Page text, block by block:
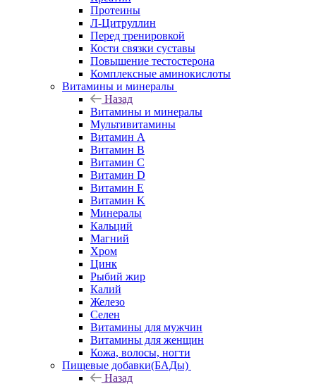
Протеины
Л-Цитруллин
Перед тренировкой
Кости связки суставы
Повышение тестостерона
Комплексные аминокислоты
Витамины и минералы
Назад
Витамины и минералы
Мультивитамины
Витамин A
Витамин B
Витамин C
Витамин D
Витамин E
Витамин K
Минералы
Кальций
Магний
Хром
Цинк
Рыбий жир
Калий
Железо
Селен
Витамины для мужчин
Витамины для женщин
Кожа, волосы, ногти
Пищевые добавки(БАДы)
Назад